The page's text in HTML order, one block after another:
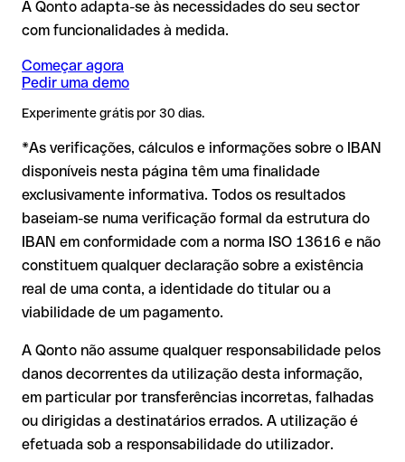
Nota: em transferências em moeda estrangeira (por ex. USD,
GBP) podem aplicar-se comissões de câmbio adicionais.
Privatbank.
❌ Que a conta esteja ativa e possa receber pagamentos
❌ Que o titular indicado seja o correto
Por que é relevante:
corresponder a nenhuma conta real. Por exemplo, se foram
transpostos dígitos e a combinação resultante é formalmente
válida.
por escrito, especialmente em novas relações comerciais ou
com montantes elevados. A existência de uma conta só pode
ser verificada pelo próprio Privatbank ou através de uma
transferência de teste.
automaticamente e rejeita a transferência. O dinheiro não
IBAN formalmente válido mas incorreto:
gere outra combinação formalmente válida, a transferência
é executada para uma conta alheia. Neste caso:
O banco destinatário é obrigado a colaborar na
recuperação dos fundos;
A sua instituição pode iniciar um processo de reclamação a
seu pedido;
A devolução não está garantida, especialmente se o
destinatário já tiver utilizado o dinheiro
recuperação é consideravelmente mais complexa e implica
comissões adicionais.
Recomendação
: verifique cada IBAN antes de efetuar uma
transferência com o nosso IBAN Checker gratuito e, em caso
de dúvida, confirme-o diretamente com o destinatário. Esta
A Qonto adapta-se às necessidades do seu sector
com funcionalidades à medida.
Começar agora
Pedir uma demo
Experimente grátis por 30 dias.
*As verificações, cálculos e informações sobre o IBAN
disponíveis nesta página têm uma finalidade
exclusivamente informativa. Todos os resultados
baseiam-se numa verificação formal da estrutura do
IBAN em conformidade com a norma ISO 13616 e não
constituem qualquer declaração sobre a existência
real de uma conta, a identidade do titular ou a
viabilidade de um pagamento.
A Qonto não assume qualquer responsabilidade pelos
danos decorrentes da utilização desta informação,
em particular por transferências incorretas, falhadas
ou dirigidas a destinatários errados. A utilização é
efetuada sob a responsabilidade do utilizador.